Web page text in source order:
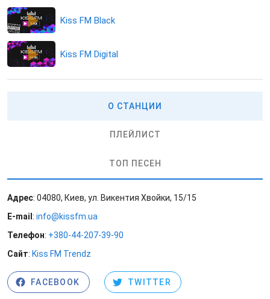
Kiss FM Black
Kiss FM Digital
О СТАНЦИИ
ПЛЕЙЛИСТ
ТОП ПЕСЕН
Адрес: 04080, Киев, ул. Викентия Хвойки, 15/15
E-mail : info@kissfm.ua
Телефон: +380-44-207-39-90
Сайт: Kiss FM Trendz
FACEBOOK TWITTER